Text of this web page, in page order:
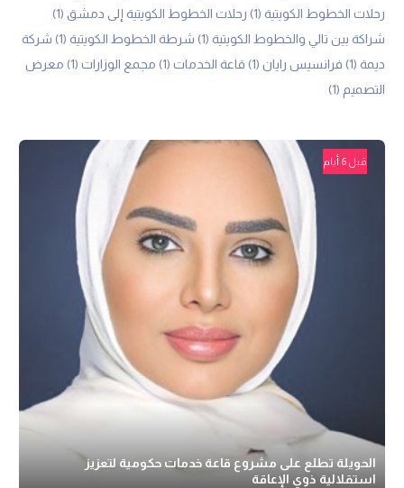
رحلات الخطوط الكويتية (1) رحلات الخطوط الكويتية إلى دمشق (1)
شراكة بين تالي والخطوط الكويتية (1) شرطة الخطوط الكويتية (1)
شركة
ديمة (1) فرانسيس رايان (1) قاعة الخدمات (1) مجمع الوزارات (1)
معرض
التصميم (1)
قبل 6 أيام
الحويلة تطلع على مشروع قاعة خدمات حكومية لتعزيز
استقلالية ذوي الإعاقة